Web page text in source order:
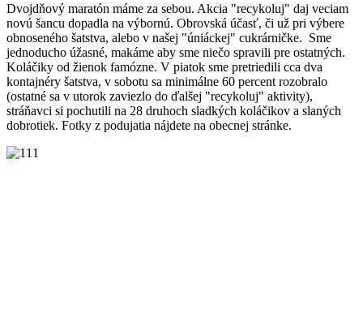
Dvojdňový maratón máme za sebou. Akcia "recykoluj" daj veciam
novú šancu dopadla na výbornú. Obrovská účasť, či už pri výbere
obnoseného šatstva, alebo v našej "úniáckej" cukrárničke. Sme
jednoducho úžasné, makáme aby sme niečo spravili pre ostatných.
Koláčiky od žienok famózne. V piatok sme pretriedili cca dva
kontajnéry šatstva, v sobotu sa minimálne 60 percent rozobralo
(ostatné sa v utorok zaviezlo do ďalšej "recykoluj" aktivity),
stráňavci si pochutili na 28 druhoch sladkých koláčikov a slaných
dobrotiek. Fotky z podujatia nájdete na obecnej stránke.